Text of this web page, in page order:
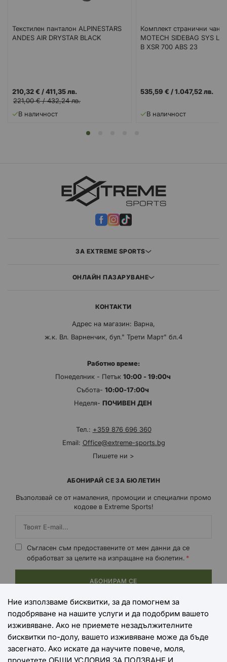
Текстилен панталон ALPINESTARS
ANDES AIR DRYSTAR BLACK
210,32 € /411,35 лв.
221,00 €/432,24 лв.
В наличност
Комплект странични
MOTECH SIDEBAG SYS
B XSR 700 ABS 23
535,59 € /1.047,52 лв.
В наличност
ЗА EXTREME SPORTS
ОНЛАЙН ПАЗАРУВАНЕ
КОНТАКТИ
Адрес на магазин: Варна,
ж.к. Вл. Варненчик, бул." Трети Март" бл.4
Работно време:
Понеделник - Петък 10:00 - 19:00ч
Събота- 10:00-17:00ч
Неделя- ПОЧИВЕН ДЕН
Тел.: +359 876 696 360
Email: Office@extreme-sports.bg
Пишете ни >
АБОНИРАЙ СЕ ЗА БЮЛЕТИН
Възползвай се от намаления, промоции и специални промо
кодове в Extreme Sports!
Съгласен съм предоставените от мен данни да се
обработват за целите на изпращане на бюлетин.
АБОНИРАМ СЕ
НАЧИНИ НА ПЛАЩАНЕ
Ние използваме бисквитки, за да помогнем за
подобряване на нашите услуги и да подобрим вашето
изживяване. Ако не приемете незадължителните
бисквитки по-долу, вашето изживяване може да бъде
засегнато. Ако искате да научите повече, моля,